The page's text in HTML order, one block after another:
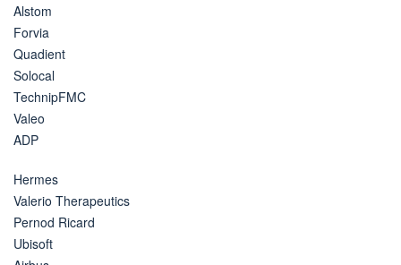
Alstom
Forvia
Quadient
Solocal
TechnipFMC
Valeo
ADP
Hermes
Valerio Therapeutics
Pernod Ricard
Ubisoft